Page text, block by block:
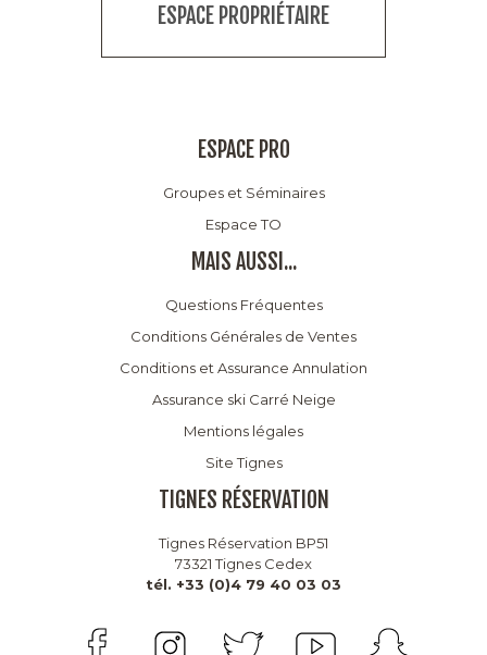
ESPACE PROPRIÉTAIRE
ESPACE PRO
Groupes et Séminaires
Espace TO
MAIS AUSSI...
Questions Fréquentes
Conditions Générales de Ventes
Conditions et Assurance Annulation
Assurance ski Carré Neige
Mentions légales
Site Tignes
TIGNES RÉSERVATION
Tignes Réservation BP51
73321 Tignes Cedex
tél. +33 (0)4 79 40 03 03